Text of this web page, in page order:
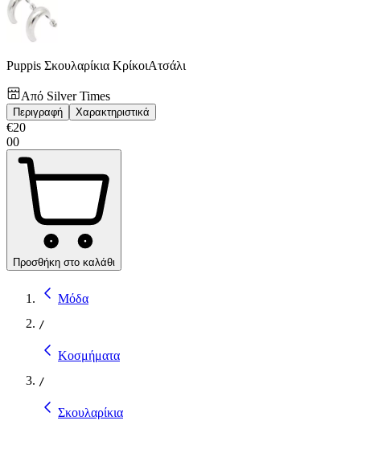
Puppis Σκουλαρίκια ΚρίκοιΑτσάλι
Από Silver Times
Περιγραφή Χαρακτηριστικά
€20
00
Προσθήκη στο καλάθι
Μόδα
/
Κοσμήματα
/
Σκουλαρίκια